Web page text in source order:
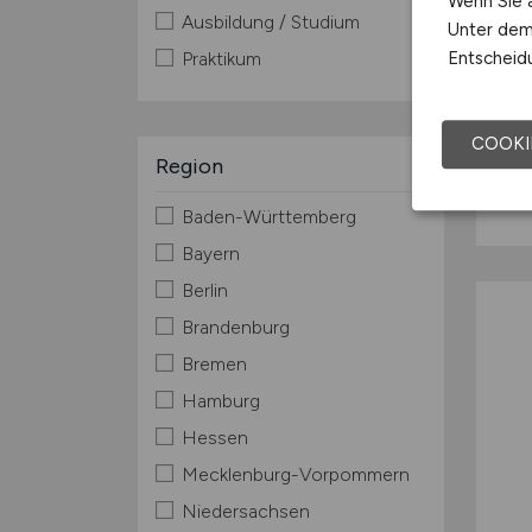
Ausbildung / Studium
Praktikum
Region
Baden-Württemberg
Bayern
Berlin
Brandenburg
Bremen
Hamburg
Hessen
Mecklenburg-Vorpommern
Niedersachsen
Unter